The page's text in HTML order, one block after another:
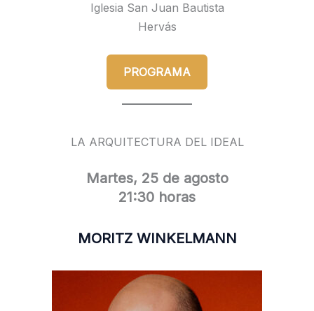
Iglesia San Juan Bautista
Hervás
PROGRAMA
LA ARQUITECTURA DEL IDEAL
Martes, 25 de agosto
21:30 horas
MORITZ WINKELMANN